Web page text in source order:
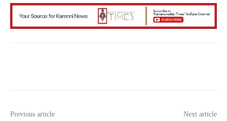
Previous article Next article